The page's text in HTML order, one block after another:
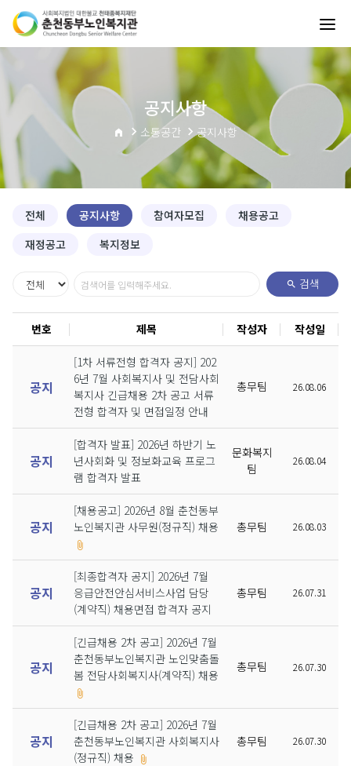
공지사항
소통공간 공지사항
전체 공지사항 참여자모집
채용공고
재정공고
복지정보
검색
번호 제목 작성자 작성일
공지
[1차 서류전형 합격자 공지] 202
6년 7월 사회복지사 및 전담사회
복지사 긴급채용 2차 공고 서류
전형 합격자 및 면접일정 안내
총무팀 26.08.06
공지
[합격자 발표] 2026년 하반기 노
년사회화 및 정보화교육 프로그
램 합격자 발표
문화복지
팀
26.08.04
공지
[채용공고] 2026년 8월 춘천동부
노인복지관 사무원(정규직) 채용
총무팀 26.08.03
공지
[최종합격자 공지] 2026년 7월
응급안전안심서비스사업 담당
(계약직) 채용면접 합격자 공지
총무팀 26.07.31
공지
[긴급채용 2차 공고] 2026년 7월
춘천동부노인복지관 노인맞춤돌
봄 전담사회복지사(계약직) 채용
총무팀 26.07.30
공지
[긴급채용 2차 공고] 2026년 7월
춘천동부노인복지관 사회복지사
(정규직) 채용
총무팀 26.07.30